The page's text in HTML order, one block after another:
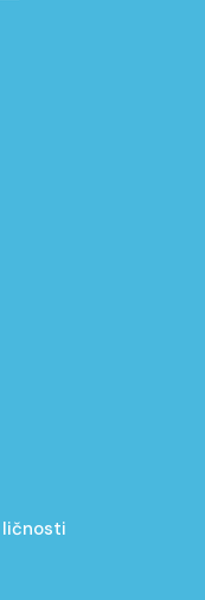
ličnosti